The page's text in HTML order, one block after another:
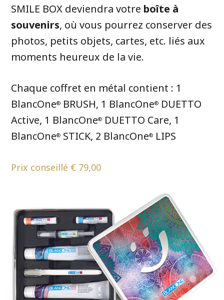
SMILE BOX deviendra votre boîte à
souvenirs, où vous pourrez conserver des
photos, petits objets, cartes, etc. liés aux
moments heureux de la vie.
Chaque coffret en métal contient : 1
BlancOne® BRUSH, 1 BlancOne® DUETTO
Active, 1 BlancOne® DUETTO Care, 1
BlancOne® STICK, 2 BlancOne® LIPS
Prix conseillé € 79,00